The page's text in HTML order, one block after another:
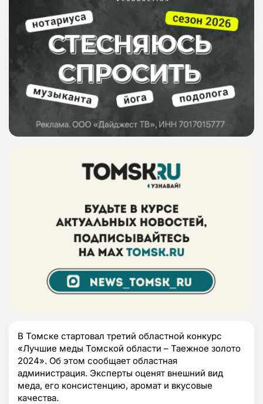
В Томске стартовал третий областной конкурс
«Лучшие меды Томской области – Таежное золото
2024». Об этом сообщает областная
администрация. Эксперты оценят внешний вид
меда, его консистенцию, аромат и вкусовые
качества.